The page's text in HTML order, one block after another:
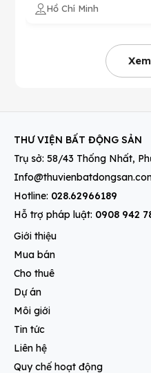
Hồ Chí Minh
THƯ VIỆN BẤT ĐỘNG SẢN
Trụ sở: 58/43 Thống Nhất,
Hotline: 028.62966189
Hỗ trợ pháp luật: 0908 942
Giới thiệu
Mua bán
Cho thuê
Dự án
Môi giới
Tin tức
Liên hệ
Quy chế hoạt động